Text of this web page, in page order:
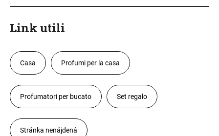
Link utili
Casa Profumi per la casa
Profumatori per bucato Set regalo
Stránka nenájdená